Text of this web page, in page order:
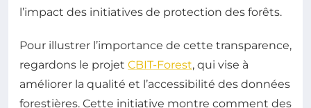
l’impact des initiatives de protection des forêts.
Pour illustrer l’importance de cette transparence,
regardons le projet CBIT-Forest, qui vise à
améliorer la qualité et l’accessibilité des données
forestières. Cette initiative montre comment des